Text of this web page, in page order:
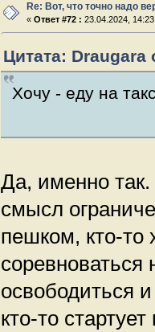
Re: Вот, что точно надо
«Ответ #72 : 23.04.2024,
Цитата: Draugara
Хочу - еду на
Да, именно
смысл
пешком, кто-то
освободиться
кто-то